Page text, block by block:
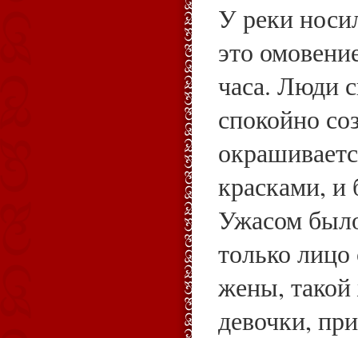
У реки
это
часа. Люди
спокойно
красками, и
Ужасом
только
жены, такой
девочки,